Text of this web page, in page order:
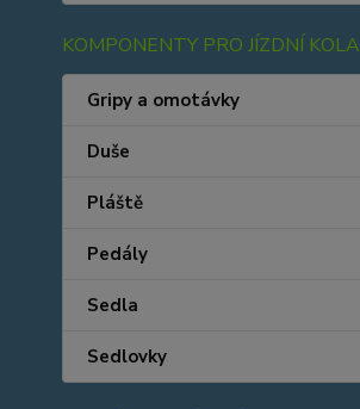
KOMPONENTY PRO JÍZDNÍ KOLA
Gripy a omotávky
Duše
Pláště
Pedály
Sedla
Sedlovky